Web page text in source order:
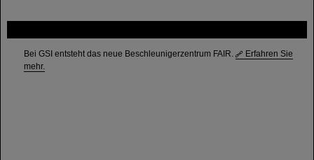
Bei GSI entsteht das neue Beschleunigerzentrum FAIR.
Erfahren Sie
mehr.